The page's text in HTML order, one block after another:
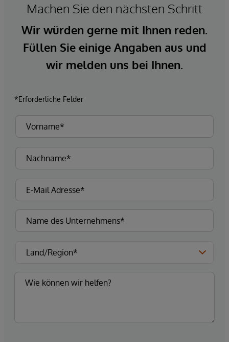
Machen Sie den nächsten Schritt
Wir würden gerne mit Ihnen reden.
Füllen Sie einige Angaben aus und
wir melden uns bei Ihnen.
*Erforderliche Felder